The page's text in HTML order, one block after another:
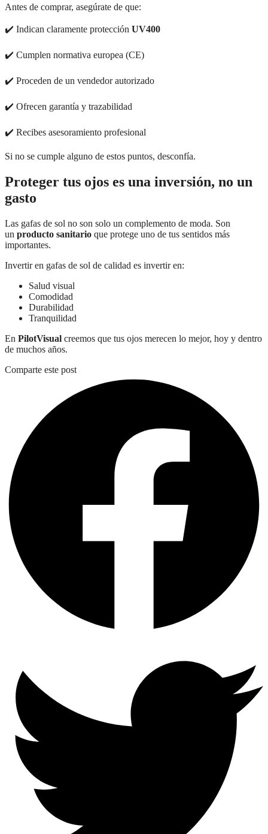
Antes de comprar, asegúrate de que:
✔️ Indican claramente protección UV400
✔️ Cumplen normativa europea (CE)
✔️ Proceden de un vendedor autorizado
✔️ Ofrecen garantía y trazabilidad
✔️ Recibes asesoramiento profesional
Si no se cumple alguno de estos puntos, desconfía.
Proteger tus ojos es una inversión, no un
gasto
Las gafas de sol no son solo un complemento de moda. Son
un producto sanitario que protege uno de tus sentidos más
importantes.
Invertir en gafas de sol de calidad es invertir en:
Salud visual
Comodidad
Durabilidad
Tranquilidad
En PilotVisual creemos que tus ojos merecen lo mejor, hoy y dentro
de muchos años.
Comparte este post